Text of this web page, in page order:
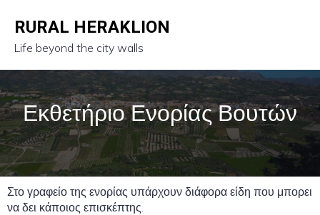
RURAL HERAKLION
Life beyond the city walls
Εκθετήριο Ενορίας Βουτών
Στο γραφείο της ενορίας υπάρχουν διάφορα είδη που μπορει
να δει κάποιος επισκέπτης.